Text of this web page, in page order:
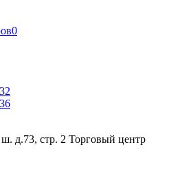
0
д.73, стр. 2 Торговый центр